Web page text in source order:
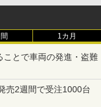
1カ月
ことで車両の発進・盗難
売2週間で受注1000台